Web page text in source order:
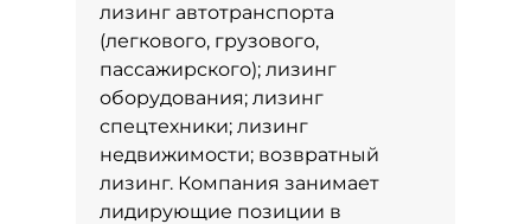
лизинг автотранспорта
(легкового, грузового,
пассажирского); лизинг
оборудования; лизинг
спецтехники; лизинг
недвижимости; возвратный
лизинг. Компания занимает
лидирующие позиции в